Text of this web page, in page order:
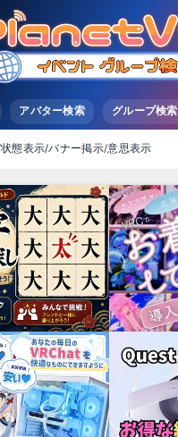
アバター検索 グループ検索
状態表示/バナー掲示 意思表示